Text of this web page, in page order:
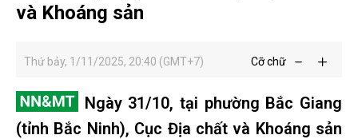
và Khoáng sản
Thứ bảy, 1/11/2025, 20:40 (GMT+7) Cỡ chữ
Ngày 31/10, tại phường Bắc Giang
(tỉnh Bắc Ninh), Cục Địa chất và Khoáng sản